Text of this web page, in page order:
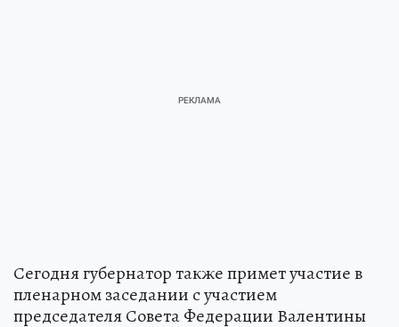
Сегодня губернатор также примет участие в
пленарном заседании с участием
председателя Совета Федерации Валентины